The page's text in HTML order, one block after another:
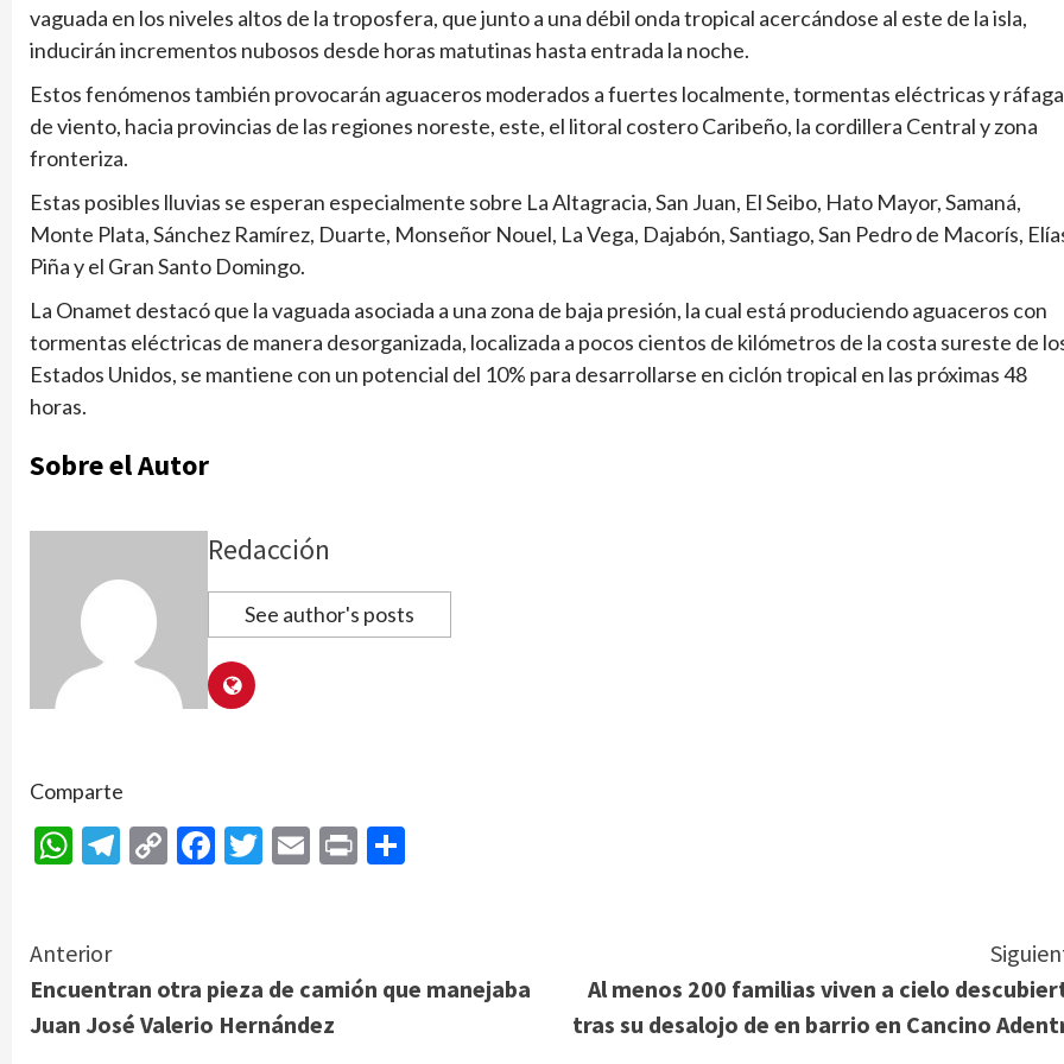
vaguada en los niveles altos de la troposfera, que junto a una débil onda tropical acercándose al este de la isla,
inducirán incrementos nubosos desde horas matutinas hasta entrada la noche.
Estos fenómenos también provocarán aguaceros moderados a fuertes localmente, tormentas eléctricas y
de viento, hacia provincias de las regiones noreste, este, el litoral costero Caribeño, la cordillera Central y zona
fronteriza.
Estas posibles lluvias se esperan especialmente sobre La Altagracia, San Juan, El Seibo, Hato Mayor, Samaná,
Monte Plata, Sánchez Ramírez, Duarte, Monseñor Nouel, La Vega, Dajabón, Santiago, San Pedro de Macorís,
Piña y el Gran Santo Domingo.
La Onamet destacó que la vaguada asociada a una zona de baja presión, la cual está produciendo aguaceros con
tormentas eléctricas de manera desorganizada, localizada a pocos cientos de kilómetros de la costa sureste de
Estados Unidos, se mantiene con un potencial del 10% para desarrollarse en ciclón tropical en las próximas 48
horas.
Sobre el Autor
Redacción
See author's posts
Comparte
WhatsApp
Telegram
CopyFacebook
Twitter
Email
Print
Continue
Reading
Anterior
Encuentran otra pieza de camión que manejaba
Juan José Valerio Hernández
Al menos 200 familias viven a cielo
tras su desalojo de en barrio en Cancino